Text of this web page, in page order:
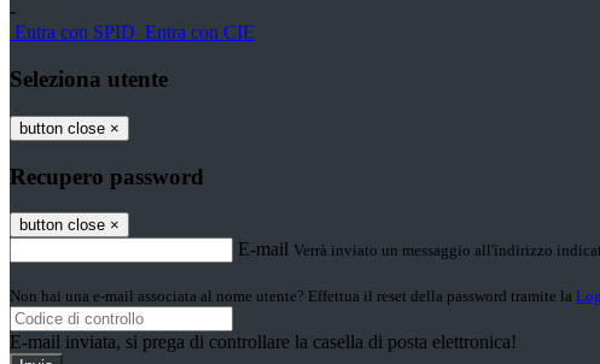
-
Entra con SPID Entra con CIE
Seleziona utente
button close ×
Recupero password
button close ×
E-mail Verrà inviato un messaggio all'indirizzo
Non hai una e-mail associata al nome utente? Effettua il reset della password tramite la
E-mail inviata, si prega di controllare la casella di posta elettronica!